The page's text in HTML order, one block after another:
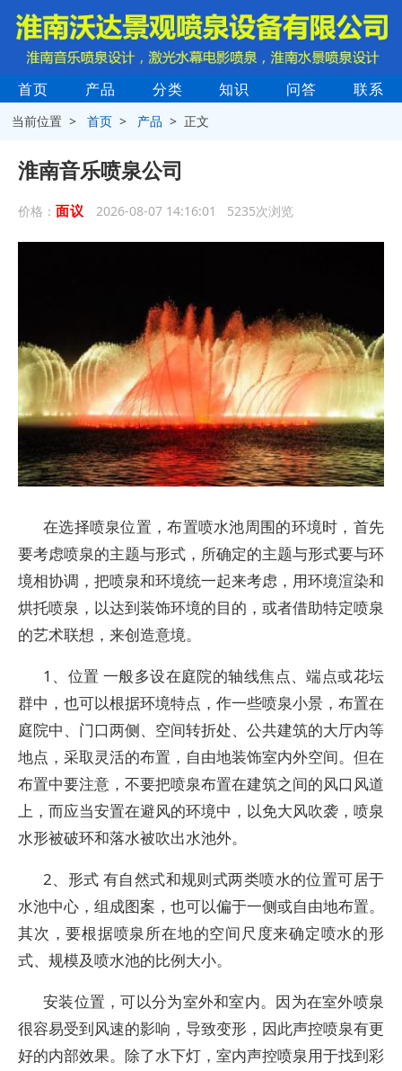
首页 产品 分类 知识 问答 联系
当前位置 >首页 > 产品 > 正文
淮南音乐喷泉公司
价格： 面议 2026-08-07 14:16:01 5235次浏览
在选择喷泉位置，布置喷水池周围的环境时，首先
要考虑喷泉的主题与形式，所确定的主题与形式要与环
境相协调，把喷泉和环境统一起来考虑，用环境渲染和
烘托喷泉，以达到装饰环境的目的，或者借助特定喷泉
的艺术联想，来创造意境。
1、位置 一般多设在庭院的轴线焦点、端点或花坛
群中，也可以根据环境特点，作一些喷泉小景，布置在
庭院中、门口两侧、空间转折处、公共建筑的大厅内等
地点，采取灵活的布置，自由地装饰室内外空间。但在
布置中要注意，不要把喷泉布置在建筑之间的风口风道
上，而应当安置在避风的环境中，以免大风吹袭，喷泉
水形被破环和落水被吹出水池外。
2、形式 有自然式和规则式两类喷水的位置可居于
水池中心，组成图案，也可以偏于一侧或自由地布置。
其次，要根据喷泉所在地的空间尺度来确定喷水的形
式、规模及喷水池的比例大小。
安装位置，可以分为室外和室内。因为在室外喷泉
很容易受到风速的影响，导致变形，因此声控喷泉有更
好的内部效果。除了水下灯，室内声控喷泉用于找到彩